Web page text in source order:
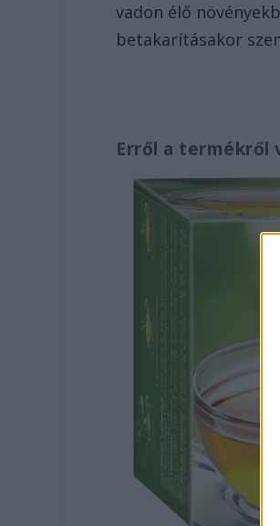
vadon élő
betakarításakor
Erről a termékről